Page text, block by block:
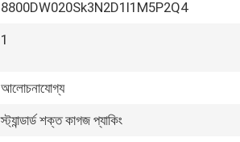
8800DW020Sk3N2D1I1M5P2Q4
1
আলোচনাযোগ্য
স্ট্যান্ডার্ড শক্ত কাগজ প্যাকিং